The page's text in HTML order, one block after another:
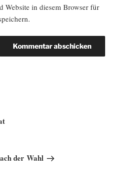
Website in diesem Browser für
der Wahl